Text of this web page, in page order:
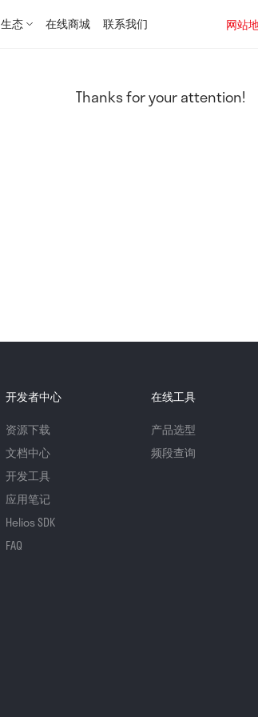
生态 在线商城 联系我们
网站
Thanks for your attention!
开发者中心
资源下载
文档中心
开发工具
应用笔记
Helios SDK
FAQ
在线工具
产品选型
频段查询